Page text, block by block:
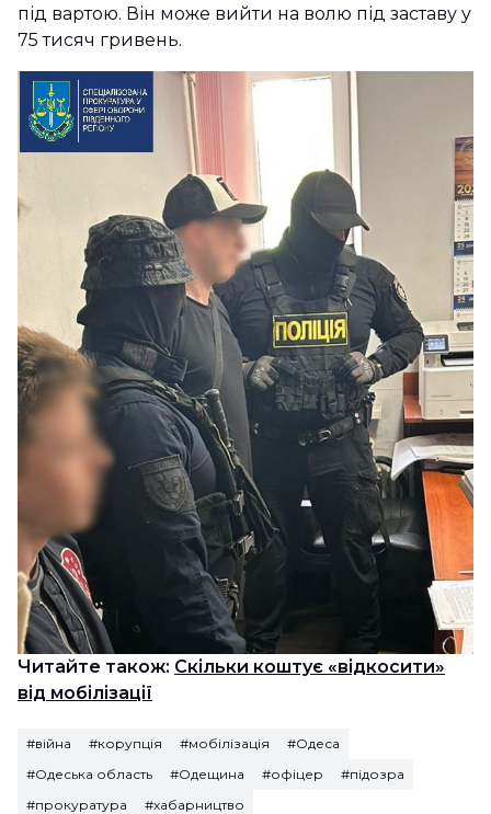
під вартою. Він може вийти на волю під заставу у
75 тисяч гривень.
Читайте також: Скільки коштує «відкосити»
від мобілізації
#війна #корупція #мобілізація
#Одеса
#Одеська область
#Одещина #офіцер
#підозра
#прокуратура
#хабарництво